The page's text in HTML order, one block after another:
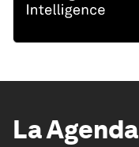
La Agenda